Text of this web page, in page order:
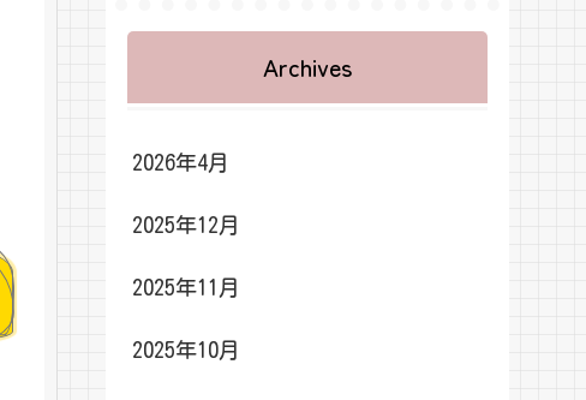
Archives
2026年4月
2025年12月
2025年11月
2025年10月